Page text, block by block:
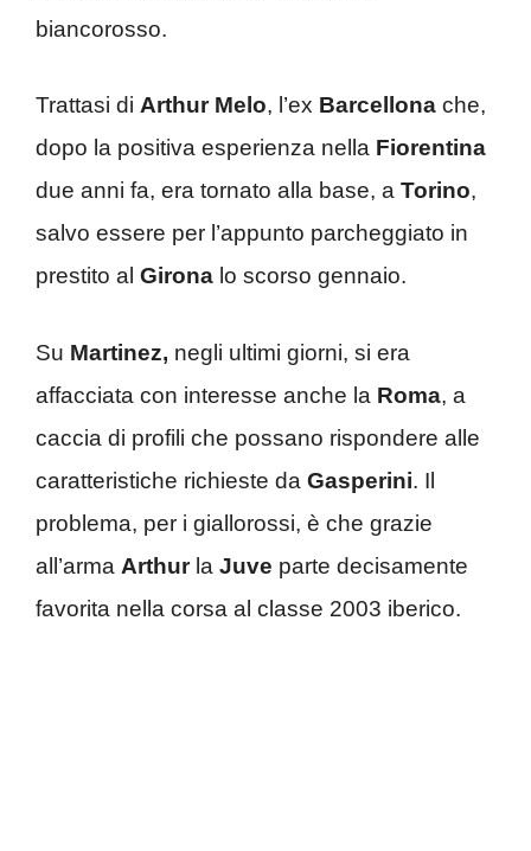
biancorosso.
Trattasi di Arthur Melo, l’ex Barcellona che,
dopo la positiva esperienza nella Fiorentina
due anni fa, era tornato alla base, a Torino,
salvo essere per l’appunto parcheggiato in
prestito al Girona lo scorso gennaio.
Su Martinez, negli ultimi giorni, si era
affacciata con interesse anche la Roma, a
caccia di profili che possano rispondere alle
caratteristiche richieste da Gasperini. Il
problema, per i giallorossi, è che grazie
all’arma Arthurla Juve parte decisamente
favorita nella corsa al classe 2003 iberico.